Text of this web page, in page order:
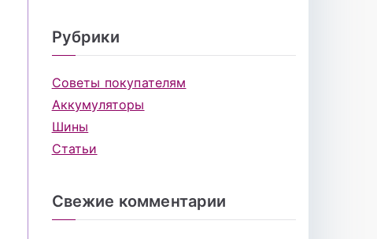
Рубрики
Советы покупателям
Аккумуляторы
Шины
Статьи
Свежие комментарии